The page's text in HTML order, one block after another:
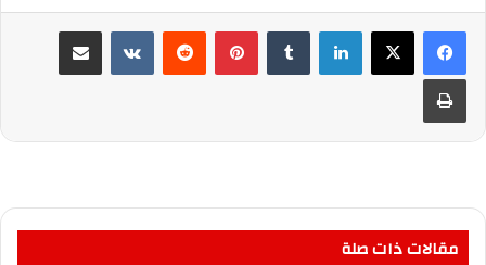
لينكدإن بينتيريست مشاركة عبر البريد
طباعة
مقالات ذات صلة